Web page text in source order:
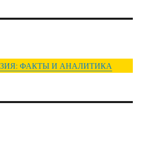
ФАКТЫ И АНАЛИТИКА